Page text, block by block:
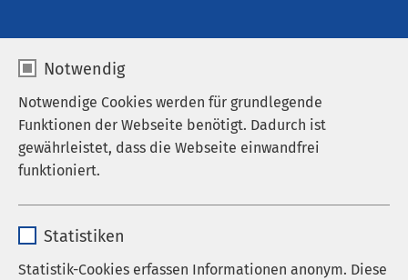
Notwendig
Notwendige Cookies werden für grundlegende
Funktionen der Webseite benötigt. Dadurch ist
gewährleistet, dass die Webseite einwandfrei
funktioniert.
Anbieter sgalinski
Statistiken
Statistik-Cookies erfassen Informationen anonym. Diese